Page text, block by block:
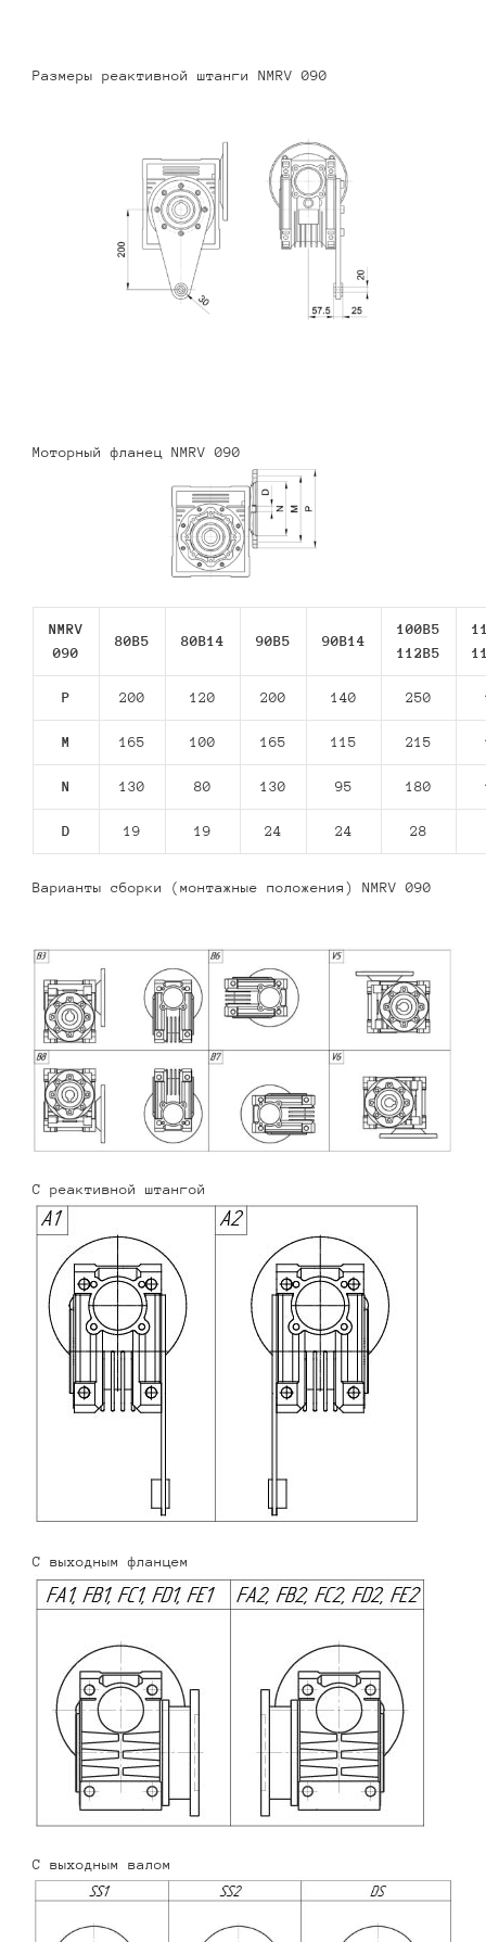
Размеры реактивной штанги NMRV 090
Моторный фланец NMRV 090
NMRV
090
80В5 80В14 90В5 90В14
100B5
112В5
P 200 120 200 140 250
M 165 100 165 115 215
N 130 80 130 95 180
D 19 19 24 24 28
Варианты сборки (монтажные положения) NMRV 090
С реактивной штангой
С выходным фланцем
С выходным валом